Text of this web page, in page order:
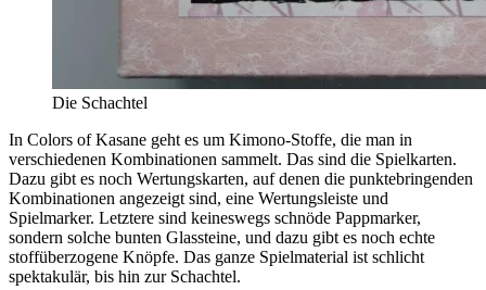
Die Schachtel
In Colors of Kasane geht es um Kimono-Stoffe, die man in
verschiedenen Kombinationen sammelt. Das sind die Spielkarten.
Dazu gibt es noch Wertungskarten, auf denen die punktebringenden
Kombinationen angezeigt sind, eine Wertungsleiste und
Spielmarker. Letztere sind keineswegs schnöde Pappmarker,
sondern solche bunten Glassteine, und dazu gibt es noch echte
stoffüberzogene Knöpfe. Das ganze Spielmaterial ist schlicht
spektakulär, bis hin zur Schachtel.